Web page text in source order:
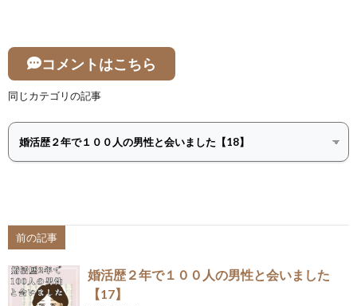
コメントはこちら
同じカテゴリの記事
前の記事
婚活歴２年で１００人の男性と会いました
【17】